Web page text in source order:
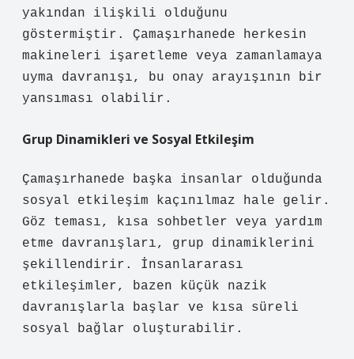
yakından ilişkili olduğunu
göstermiştir. Çamaşırhanede herkesin
makineleri işaretleme veya zamanlamaya
uyma davranışı, bu onay arayışının bir
yansıması olabilir.
Grup Dinamikleri ve Sosyal Etkileşim
Çamaşırhanede başka insanlar olduğunda
sosyal etkileşim kaçınılmaz hale gelir.
Göz teması, kısa sohbetler veya yardım
etme davranışları, grup dinamiklerini
şekillendirir. İnsanlararası
etkileşimler, bazen küçük nazik
davranışlarla başlar ve kısa süreli
sosyal bağlar oluşturabilir.